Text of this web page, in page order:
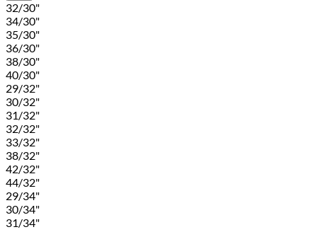
32/30"
34/30"
35/30"
36/30"
38/30"
40/30"
29/32"
30/32"
31/32"
32/32"
33/32"
38/32"
42/32"
44/32"
29/34"
30/34"
31/34"